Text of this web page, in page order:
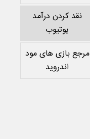
نقد کردن درآمد
یوتیوب
مرجع بازی های مود
اندروید